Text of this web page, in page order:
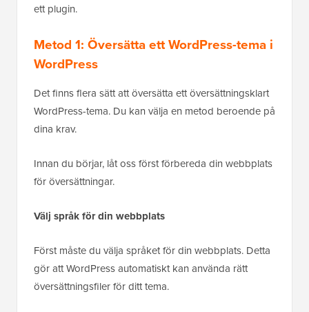
ett plugin.
Metod 1: Översätta ett WordPress-tema i
WordPress
Det finns flera sätt att översätta ett översättningsklart
WordPress-tema. Du kan välja en metod beroende på
dina krav.
Innan du börjar, låt oss först förbereda din webbplats
för översättningar.
Välj språk för din webbplats
Först måste du välja språket för din webbplats. Detta
gör att WordPress automatiskt kan använda rätt
översättningsfiler för ditt tema.